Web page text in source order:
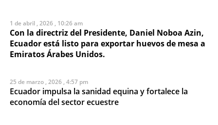
1 de abril , 2026 , 10:26 am
Con la directriz del Presidente, Daniel Noboa Azin,
Ecuador está listo para exportar huevos de mesa a
Emiratos Árabes Unidos.
25 de marzo , 2026 , 4:57 pm
Ecuador impulsa la sanidad equina y fortalece la
economía del sector ecuestre